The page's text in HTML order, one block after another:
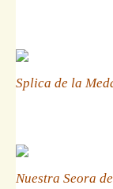
Splica de la
Nuestra Seora